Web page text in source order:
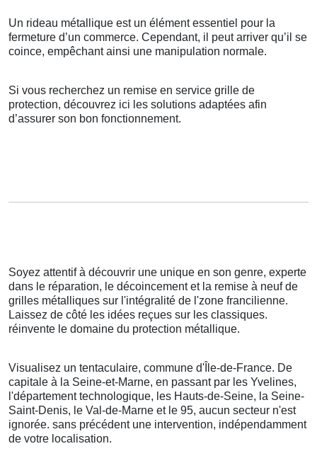
Un rideau métallique est un élément essentiel pour la
fermeture d’un commerce. Cependant, il peut arriver qu’il se
coince, empêchant ainsi une manipulation normale.
Si vous recherchez un remise en service grille de
protection, découvrez ici les solutions adaptées afin
d’assurer son bon fonctionnement.
Soyez attentif à découvrir une unique en son genre, experte
dans le réparation, le décoincement et la remise à neuf de
grilles métalliques sur l'intégralité de l'zone francilienne.
Laissez de côté les idées reçues sur les classiques.
réinvente le domaine du protection métallique.
Visualisez un tentaculaire, commune d'Île-de-France. De
capitale à la Seine-et-Marne, en passant par les Yvelines,
l'département technologique, les Hauts-de-Seine, la Seine-
Saint-Denis, le Val-de-Marne et le 95, aucun secteur n'est
ignorée. sans précédent une intervention, indépendamment
de votre localisation.